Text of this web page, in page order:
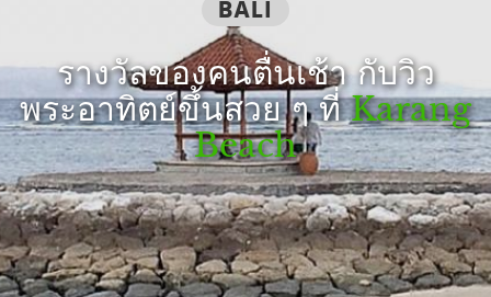
BALI
รางวัลของคนตื่นเช้า กับวิว
พระอาทิตย์ขึ้นสวย ๆ ที่Karang
Beach
ทาง
แรง
บันดาล
ใจ
ใน
การ
เดิน
ทาง
ข้อ